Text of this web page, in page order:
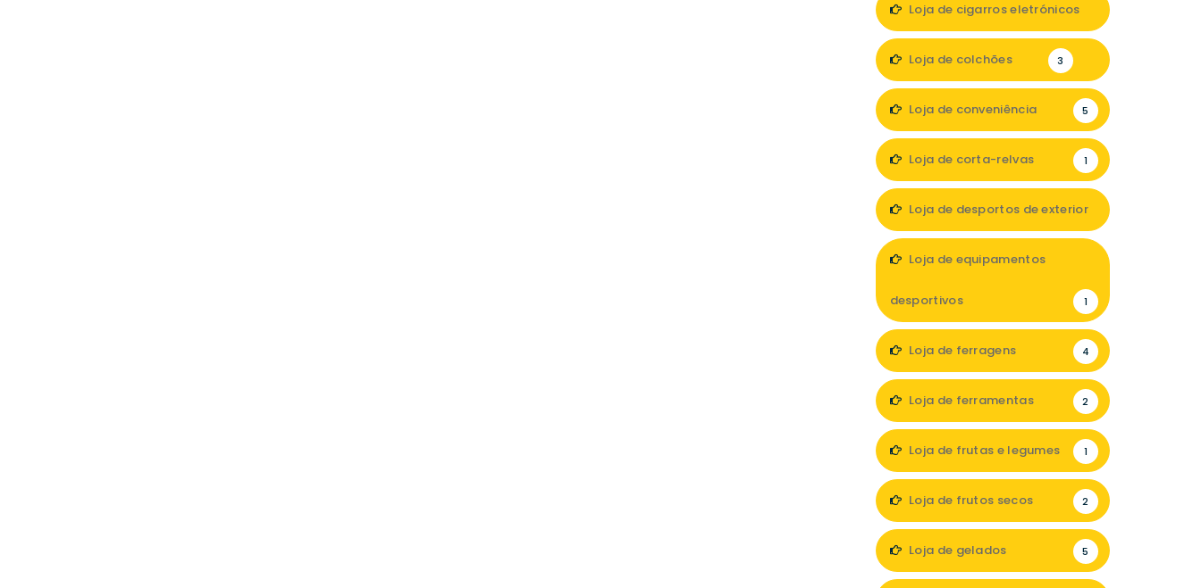
Loja de cigarros eletrónicos
Loja de colchões 3
Loja de conveniência 5
Loja de corta-relvas 1
Loja de desportos de exterior
Loja de equipamentos
desportivos 1
Loja de ferragens 4
Loja de ferramentas 2
Loja de frutas e legumes 1
Loja de frutos secos 2
Loja de gelados 5